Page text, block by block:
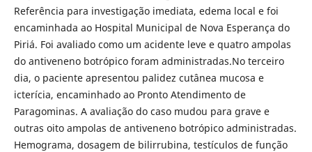
Referência para investigação imediata, edema local e foi
encaminhada ao Hospital Municipal de Nova Esperança do
Piriá. Foi avaliado como um acidente leve e quatro ampolas
do antiveneno botrópico foram administradas.No terceiro
dia, o paciente apresentou palidez cutânea mucosa e
icterícia, encaminhado ao Pronto Atendimento de
Paragominas. A avaliação do caso mudou para grave e
outras oito ampolas de antiveneno botrópico administradas.
Hemograma, dosagem de bilirrubina, testículos de função